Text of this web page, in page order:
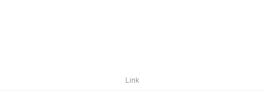
Link